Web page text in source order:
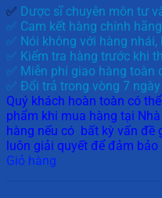
✅ Dược sĩ chuyên môn tư
✅ Cam kết hàng chính hãng
✅ Nói không với hàng
✅ Kiểm tra hàng trước khi
✅ Miễn phí giao hàng toàn
✅ Đổi trả trong vòng 7 ngày
Quý khách hoàn toàn có
phẩm khi mua hàng tại
hàng nếu có bất kỳ vấn đề
luôn giải quyết để đảm
Giỏ hàng